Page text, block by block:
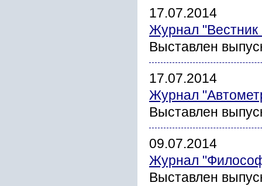
17.07.2014
Журнал
Выставлен
17.07.2014
Журнал
Выставлен
09.07.2014
Журнал
Выставлен